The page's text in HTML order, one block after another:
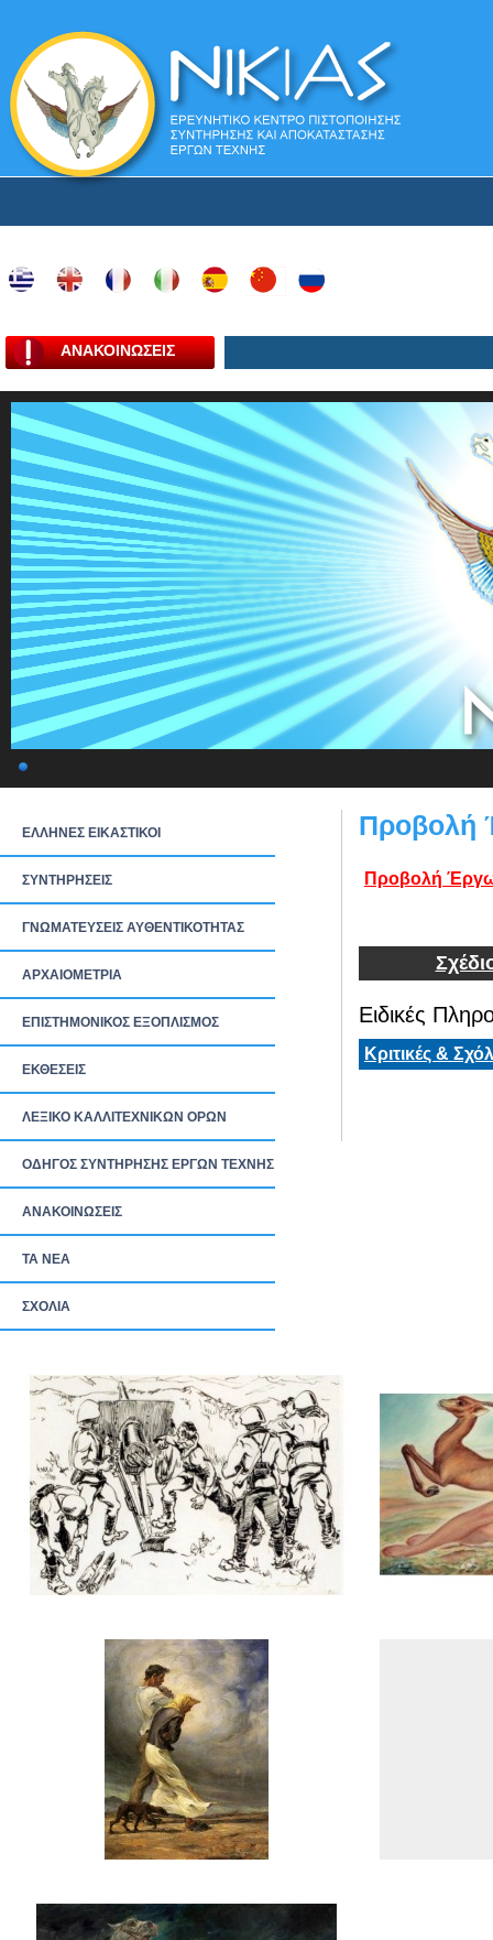
ΑΝΑΚΟΙΝΩΣΕΙΣ
ΕΛΛΗΝΕΣ ΕΙΚΑΣΤΙΚΟΙ
ΣΥΝΤΗΡΗΣΕΙΣ
ΓΝΩΜΑΤΕΥΣΕΙΣ ΑΥΘΕΝΤΙΚΟΤΗΤΑΣ
ΑΡΧΑΙΟΜΕΤΡΙΑ
ΕΠΙΣΤΗΜΟΝΙΚΟΣ ΕΞΟΠΛΙΣΜΟΣ
ΕΚΘΕΣΕΙΣ
ΛΕΞΙΚΟ ΚΑΛΛΙΤΕΧΝΙΚΩΝ ΟΡΩΝ
ΟΔΗΓΟΣ ΣΥΝΤΗΡΗΣΗΣ ΕΡΓΩΝ ΤΕΧΝΗΣ
ΑΝΑΚΟΙΝΩΣΕΙΣ
ΤΑ ΝEΑ
ΣΧΟΛΙΑ
Προβολή
Προβολή
Ειδικές
Κριτικές &